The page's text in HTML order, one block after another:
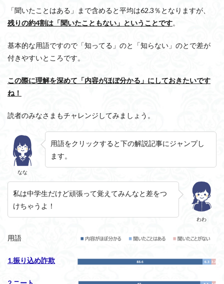
「聞いたことはある」まで含めると平均は62.3％となりますが、
残りの約4割は「聞いたこともない」ということです。
基本的な用語ですので「知ってる」のと「知らない」のとで差が
付きやすいところです。
この際に理解を深めて「内容がほぼ分かる」にしておきたいです
ね！
読者のみなさまもチャレンジしてみましょう。
なな
用語をクリックすると下の解説記事にジャンプし
ます。
わわ
私は中学生だけど頑張って覚えてみんなと差をつ
けちゃうよ！
用語
1.振り込め詐欺